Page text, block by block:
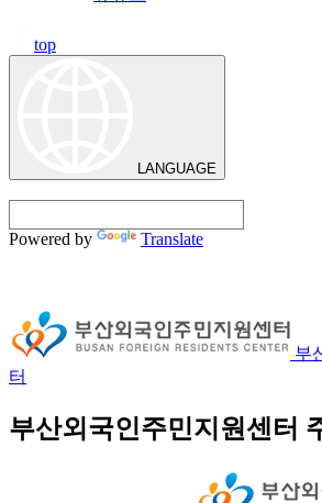
top
LANGUAGE
Powered by Translate
부
터
부산외국인주민지원센터